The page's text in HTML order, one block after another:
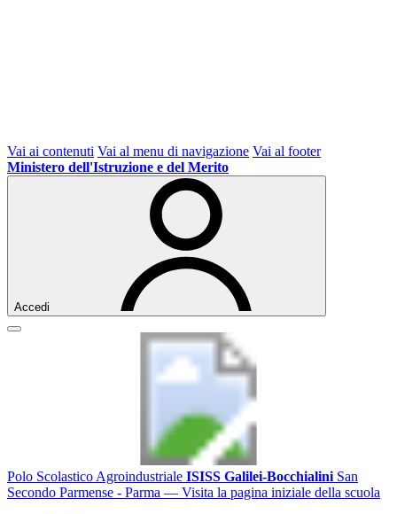
Vai ai contenuti Vai al menu di navigazione Vai al footer
Ministero dell'Istruzione e del Merito
Accedi
Polo Scolastico Agroindustriale ISISS Galilei-Bocchialini San
Secondo Parmense - Parma — Visita la pagina iniziale della scuola